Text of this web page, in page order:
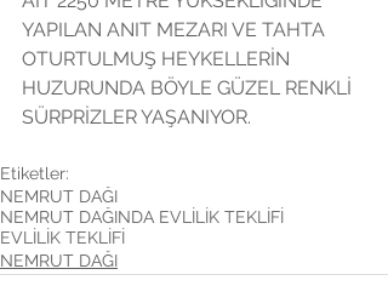
YAPILAN ANIT MEZARI VE TAHTA
OTURTULMUŞ HEYKELLERİN
HUZURUNDA BÖYLE GÜZEL RENKLİ
SÜRPRİZLER YAŞANIYOR.
Etiketler:
NEMRUT DAĞI
NEMRUT DAĞINDA EVLİLİK TEKLİFİ
EVLİLİK TEKLİFİ
NEMRUT DAĞI